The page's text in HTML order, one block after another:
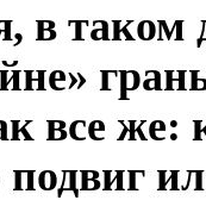
в таком
все